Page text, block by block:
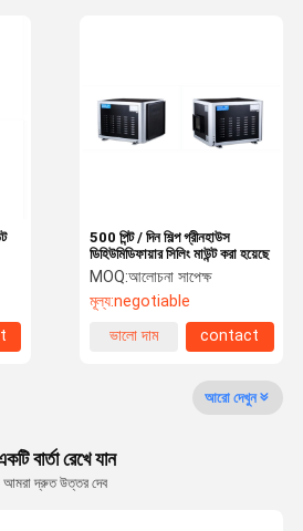
উদ্ধৃতির জন্য
500 পিন্ট / দিন শিল্প গ্রীনহাউস
ডিহিউমিডিফায়ার সিলিং মাউন্ট করা হয়েছে
MOQ:আলোচনা সাপেক্ষ
মূল্য:negotiable
ভালো দাম
contact
আরো দেখুন
বার্তা রেখে যান
আমরা দ্রুত উত্তর দেব